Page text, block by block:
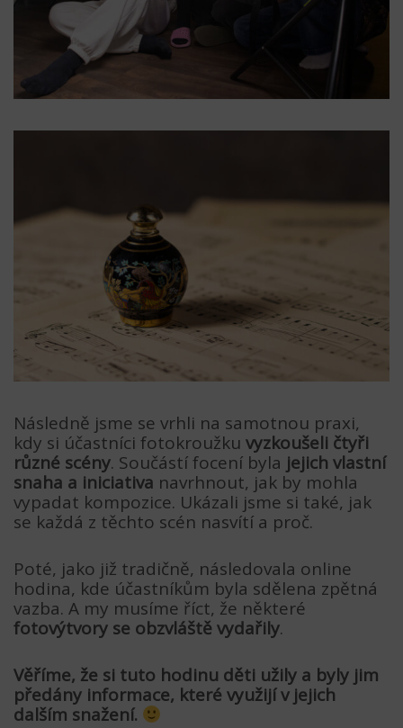
Následně jsme se vrhli na samotnou praxi,
kdy si účastníci fotokroužku vyzkoušeli čtyři
různé scény. Součástí focení byla jejich vlastní
snaha a iniciativa navrhnout, jak by mohla
vypadat kompozice. Ukázali jsme si také, jak
se každá z těchto scén nasvítí a proč.
Poté, jako již tradičně, následovala online
hodina, kde účastníkům byla sdělena zpětná
vazba. A my musíme říct, že některé
fotovýtvory se obzvláště vydařily.
Věříme, že si tuto hodinu děti užily a byly jim
předány informace, které využijí v jejich
dalším snažení.